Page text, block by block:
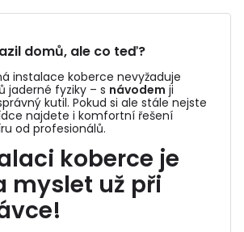
domů, ale co teď?
instalace koberce nevyžaduje
jaderné fyziky – s návodem ji
kutil. Pokud si ale stále nejste
najdete i komfortní řešení
od profesionálů.
koberce je
myslet už při